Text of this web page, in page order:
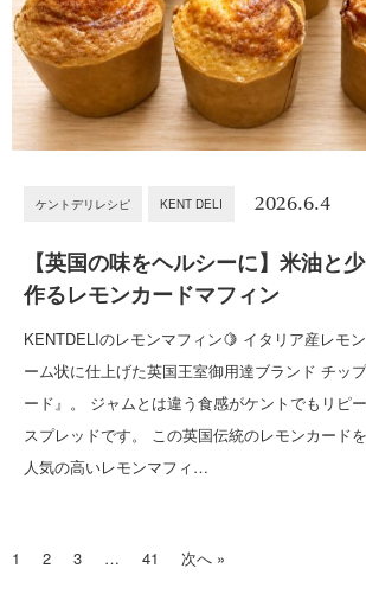
ケントデリレシピ KENT DELI 2026.6.4
【英国の味をヘルシーに】米油と
作るレモンカードマフィン
KENTDELIのレモンマフィン🍋 イタリア産レモ
ーム状に仕上げた英国王室御用達ブランド チッ
ード』。 ジャムとは違う食感がケントでもリピ
スプレッドです。 この英国伝統のレモンカード
人気の高いレモンマフィ…
1 2 3 … 41 次へ »